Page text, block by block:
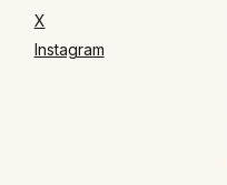
X
Instagram